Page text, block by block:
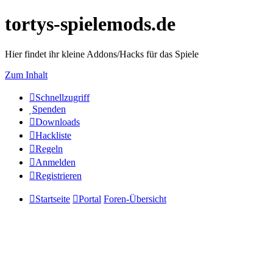
tortys-spielemods.de
Hier findet ihr kleine Addons/Hacks für das Spiele
Zum Inhalt
Schnellzugriff
Spenden
Downloads
Hackliste
Regeln
Anmelden
Registrieren
Startseite Portal Foren-Übersicht